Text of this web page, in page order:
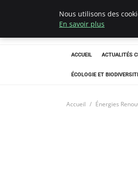
ACCUEIL ACTUALITÉS
ÉCOLOGIE ET
Accueil Énergies
Nous utilisons des
En savoir plus